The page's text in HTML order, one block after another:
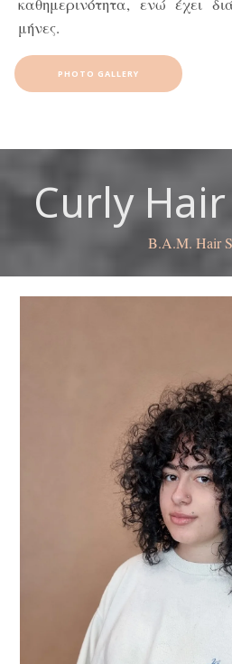
καθημερινότητα, ενώ έχει
μήνες.
PHOTO GALLERY
Curly
B.A.M. Hair